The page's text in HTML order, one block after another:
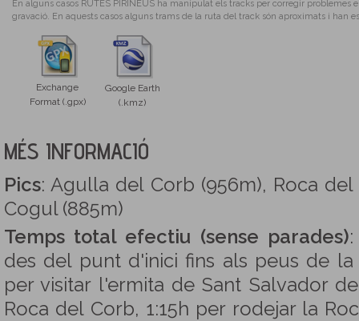
En alguns casos RUTES PIRINEUS ha manipulat els tracks per corregir problemes
gravació. En aquests casos alguns trams de la ruta del track són aproximats i han
Exchange
Format (.gpx)
Google Earth
(.kmz)
MÉS INFORMACIÓ
Pics: Agulla del Corb (956m), Roca
Cogul (885m)
Temps total efectiu (sense parades)
des del punt d'inici fins als peus de la
per visitar l'ermita de Sant Salvador
Roca del Corb, 1:15h per rodejar la